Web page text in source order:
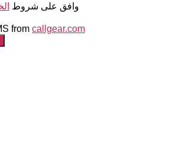
وافق على شروط
from callgear.com